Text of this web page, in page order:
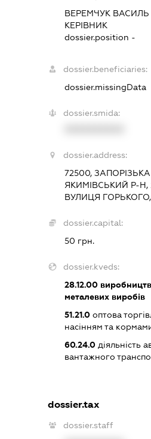
ВЕРЕМЧУК
КЕРІВНИК
dossier.position -
dossier.beneficiaries:
dossier.missingData
dossier.smida:
dossier.address:
72500,
ЯКИМІВСЬКИЙ Р-Н,
ВУЛИЦЯ ГОРЬКОГО,
dossier.capital:
50 грн.
dossier.kveds:
28.12.00
металевих виробів
51.21.0оптова
насінням та
60.24.0діяльність
вантажного
dossier.tax
dossier.staff